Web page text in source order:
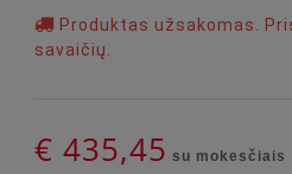
Produktas užsakomas.
savaičių.
€ 435,45 su mokesčiais